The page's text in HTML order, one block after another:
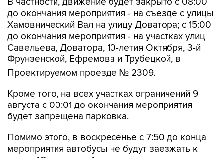
до окончания мероприятия - на съезде с улицы
Хамовнический Вал на улицу Доватора; с 15:00
до окончания мероприятия - на участках улиц
Савельева, Доватора, 10-летия Октября, 3-й
Фрунзенской, Ефремова и Трубецкой, в
Проектируемом проезде № 2309.
Кроме того, на всех участках ограничений 9
августа с 00:01 до окончания мероприятия
будет запрещена парковка.
Помимо этого, в воскресенье с 7:50 до конца
мероприятия автобусы не будут заезжать к